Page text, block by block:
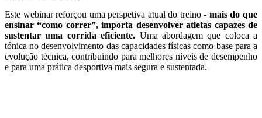
Este webinar reforçou uma perspetiva atual do treino - mais do que
ensinar “como correr”, importa desenvolver atletas capazes de
sustentar uma corrida eficiente. Uma abordagem que coloca a
tónica no desenvolvimento das capacidades físicas como base para a
evolução técnica, contribuindo para melhores níveis de desempenho
e para uma prática desportiva mais segura e sustentada.